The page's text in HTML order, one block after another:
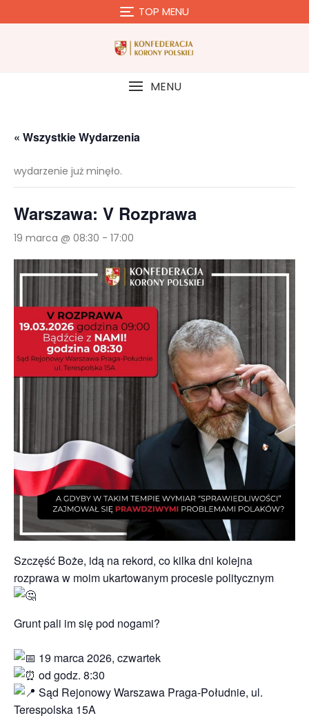
to
TOP MENU
MENU
« Wszystkie Wydarzenia
wydarzenie już minęło.
Warszawa: V Rozprawa
19 marca @ 08:30 - 17:00
Szczęść Boże, idą na rekord, co kilka dni kolejna
rozprawa w moim ukartowanym procesie politycznym
Grunt pali im się pod nogami?
19 marca 2026, czwartek
od godz. 8:30
Sąd Rejonowy Warszawa Praga-Południe, ul.
Terespolska 15A